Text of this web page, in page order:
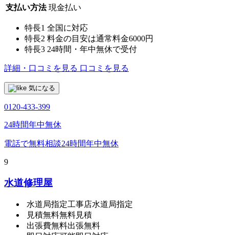
支払い方法 現金払い
特長1 全国に対応
特長2 料金の目安は通常料金6000円
特長3 24時間・年中無休で受付
詳細・口コミを見る 口コミを見る
気になる
0120-433-399
24時間年中無休
電話で無料相談24時間年中無休
9
水道修理屋
水道局指定工事店水道局指定
見積無料無料見積
出張費無料出張無料